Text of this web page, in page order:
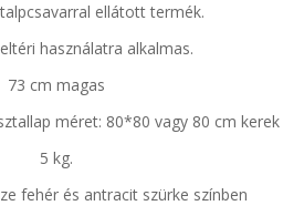
ellátott termék.
használatra alkalmas.
73 cm magas
méret: 80*80 vagy 80 cm kerek
5 kg.
fehér és antracit szürke színben